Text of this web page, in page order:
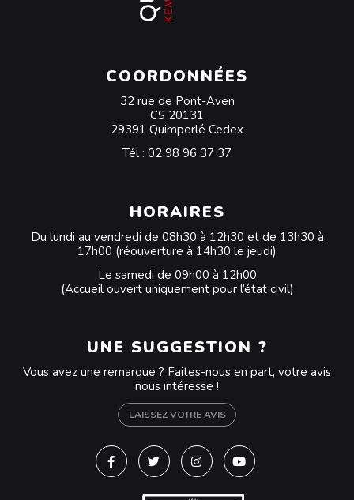
COORDONNÉES
32 rue de Pont-Aven
CS 20131
29391 Quimperlé Cedex
Tél : 02 98 96 37 37
HORAIRES
Du lundi au vendredi de 08h30 à 12h30 et de 13h30 à
17h00 (réouverture à 14h30 le jeudi)
Le samedi de 09h00 à 12h00
(Accueil ouvert uniquement pour l’état civil)
UNE SUGGESTION ?
Vous avez une remarque ? Faites-nous en part, votre avis
nous intéresse !
LAISSEZ VOTRE AVIS
Lien vers le compte Facebook
Lien vers le compte Twitter
Lien vers le compte
Lien vers la chaîne